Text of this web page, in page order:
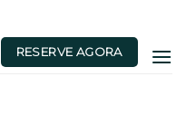
RESERVE AGORA